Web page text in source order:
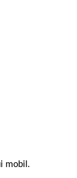
mobil .